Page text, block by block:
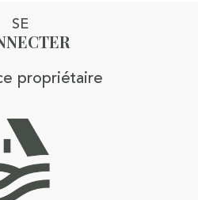
SE
propriétaire